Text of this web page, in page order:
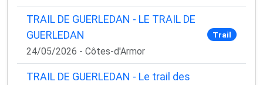
TRAIL DE GUERLEDAN - LE TRAIL DE
GUERLEDAN
24/05/2026 - Côtes-d'Armor
Trail
TRAIL DE GUERLEDAN - Le trail des